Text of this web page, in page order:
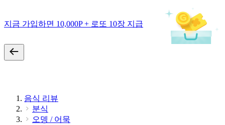
지금 가입하면 10,000P + 로또 10장 지급
음식 리뷰
분식
오뎅 / 어묵